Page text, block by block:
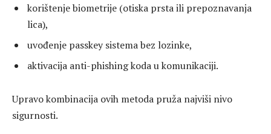
korištenje biometrije (otiska prsta ili prepoznavanja
lica),
uvođenje passkey sistema bez lozinke,
aktivacija anti-phishing koda u komunikaciji.
Upravo kombinacija ovih metoda pruža najviši nivo
sigurnosti.